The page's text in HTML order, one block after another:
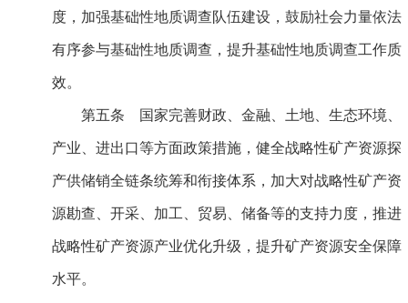
度，加强基础性地质调查队伍建设，鼓励社会力量依法
有序参与基础性地质调查，提升基础性地质调查工作质
效。
第五条 国家完善财政、金融、土地、生态环境、
产业、进出口等方面政策措施，健全战略性矿产资源探
产供储销全链条统筹和衔接体系，加大对战略性矿产资
源勘查、开采、加工、贸易、储备等的支持力度，推进
战略性矿产资源产业优化升级，提升矿产资源安全保障
水平。